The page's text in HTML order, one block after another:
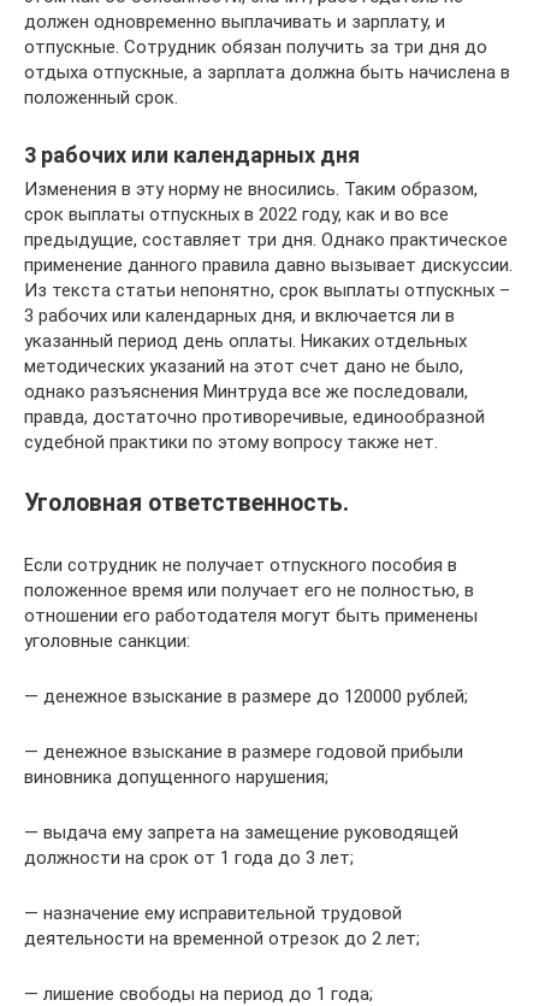
должен одновременно выплачивать и зарплату, и
отпускные. Сотрудник обязан получить за три дня до
отдыха отпускные, а зарплата должна быть начислена в
положенный срок.
3 рабочих или календарных дня
Изменения в эту норму не вносились. Таким образом,
срок выплаты отпускных в 2022 году, как и во все
предыдущие, составляет три дня. Однако практическое
применение данного правила давно вызывает дискуссии.
Из текста статьи непонятно, срок выплаты отпускных –
3 рабочих или календарных дня, и включается ли в
указанный период день оплаты. Никаких отдельных
методических указаний на этот счет дано не было,
однако разъяснения Минтруда все же последовали,
правда, достаточно противоречивые, единообразной
судебной практики по этому вопросу также нет.
Уголовная ответственность.
Если сотрудник не получает отпускного пособия в
положенное время или получает его не полностью, в
отношении его работодателя могут быть применены
уголовные санкции:
— денежное взыскание в размере до 120000 рублей;
— денежное взыскание в размере годовой прибыли
виновника допущенного нарушения;
— выдача ему запрета на замещение руководящей
должности на срок от 1 года до 3 лет;
— назначение ему исправительной трудовой
деятельности на временной отрезок до 2 лет;
— лишение свободы на период до 1 года;